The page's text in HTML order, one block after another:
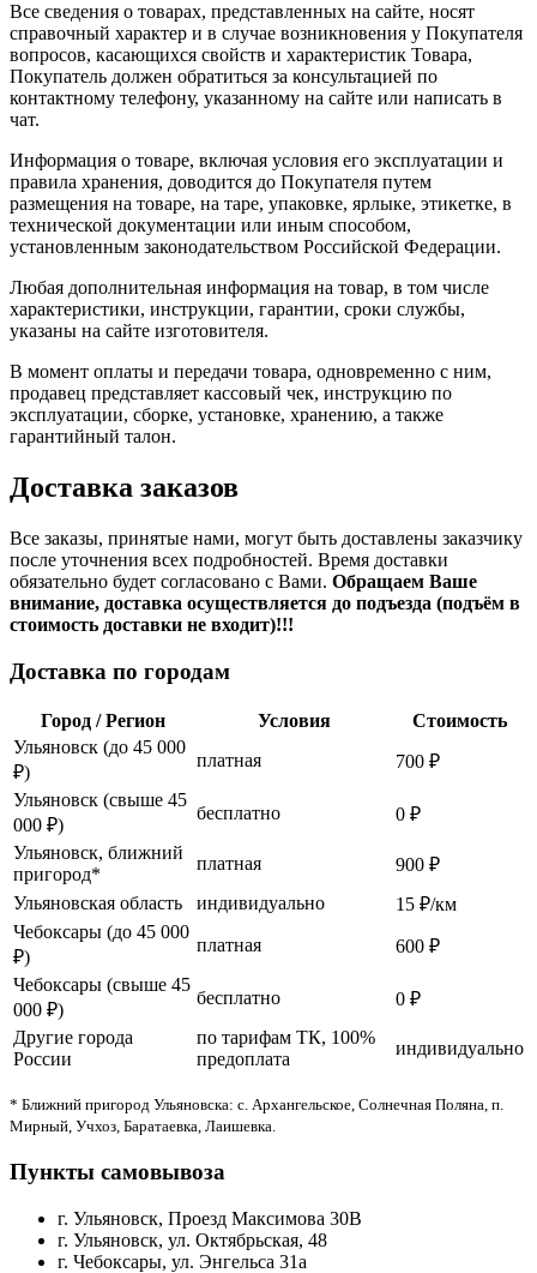
Все сведения о товарах, представленных на сайте, носят
справочный характер и в случае возникновения у Покупателя
вопросов, касающихся свойств и характеристик Товара,
Покупатель должен обратиться за консультацией по
контактному телефону, указанному на сайте или написать в
чат.
Информация о товаре, включая условия его эксплуатации и
правила хранения, доводится до Покупателя путем
размещения на товаре, на таре, упаковке, ярлыке, этикетке, в
технической документации или иным способом,
установленным законодательством Российской Федерации.
Любая дополнительная информация на товар, в том числе
характеристики, инструкции, гарантии, сроки службы,
указаны на сайте изготовителя.
В момент оплаты и передачи товара, одновременно с ним,
продавец представляет кассовый чек, инструкцию по
эксплуатации, сборке, установке, хранению, а также
гарантийный талон.
Доставка заказов
Все заказы, принятые нами, могут быть доставлены заказчику
после уточнения всех подробностей. Время доставки
обязательно будет согласовано с Вами. Обращаем Ваше
внимание, доставка осуществляется до подъезда (подъём в
стоимость доставки не входит)!!!
Доставка по городам
Город / Регион Условия
Стоимость
Ульяновск (до 45 000
₽)
платная
700 ₽
Ульяновск (свыше 45
000 ₽)
бесплатно
0 ₽
Ульяновск, ближний
пригород*
платная
900 ₽
Ульяновская область
индивидуально
15 ₽/км
Чебоксары (до 45 000
₽)
платная
600 ₽
Чебоксары (свыше 45
000 ₽)
бесплатно
0 ₽
Другие города
России
по тарифам ТК, 100%
предоплата
индивидуально
* Ближний пригород Ульяновска: с. Архангельское, Солнечная Поляна, п.
Мирный, Учхоз, Баратаевка, Лаишевка.
Пункты самовывоза
г. Ульяновск, Проезд Максимова 30В
г. Ульяновск, ул. Октябрьская, 48
г. Чебоксары, ул. Энгельса 31а